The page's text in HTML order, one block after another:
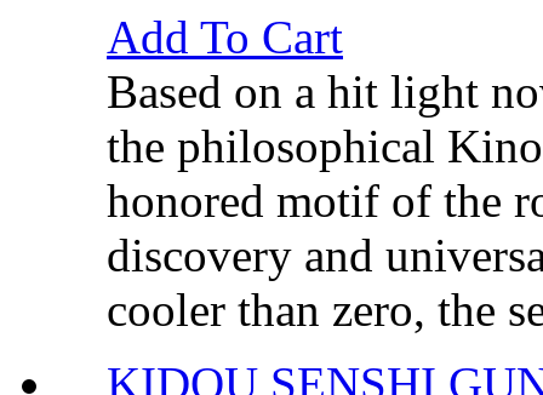
Add To Cart
Based on a hit light
the philosophical
honored motif of the
discovery and
cooler than zero, the
KIDOU SENSHI